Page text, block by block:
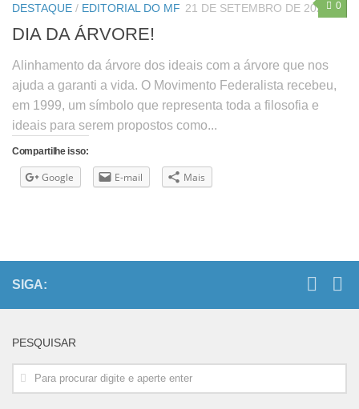
0
DESTAQUE / EDITORIAL DO MF 21 DE SETEMBRO DE 2020
DIA DA ÁRVORE!
Alinhamento da árvore dos ideais com a árvore que nos
ajuda a garanti a vida. O Movimento Federalista recebeu,
em 1999, um símbolo que representa toda a filosofia e
ideais para serem propostos como...
Compartilhe isso:
Google E-mail Mais
SIGA:
PESQUISAR